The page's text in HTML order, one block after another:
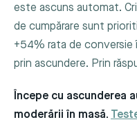
este ascuns automat.
de cumpărare sunt
+54% rata de
prin ascundere. Prin
Începe cu ascunderea
moderării în masă.